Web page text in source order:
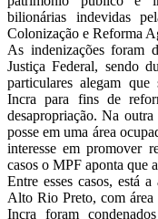
bilionárias indevidas
Colonização e Reforma
As indenizações foram
Justiça Federal, sendo
particulares alegam
Incra para fins de
desapropriação. Na
posse em uma área
interesse em promover
casos o MPF aponta que
Entre esses casos, está
Alto Rio Preto, com
Incra foram